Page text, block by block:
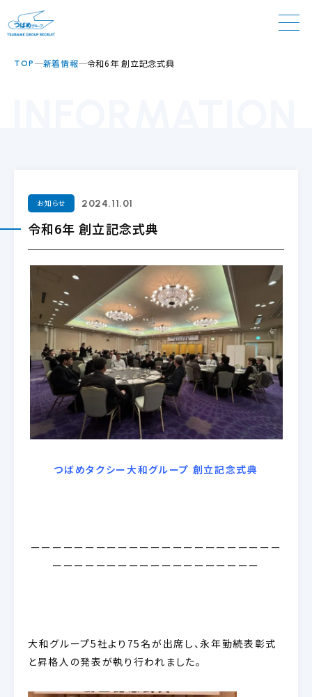
TOP 新着情報 令和6年 創立記念式典
お知らせ 2024.11.01
令和6年 創立記念式典
つばめタクシー大和グループ 創立記念式典
ーーーーーーーーーーーーーーーーーーーーーーー
ーーーーーーーーーーーーーーーーーーー
大和グループ5社より75名が出席し、永年勤続表彰式
と昇格人の発表が執り行われました。